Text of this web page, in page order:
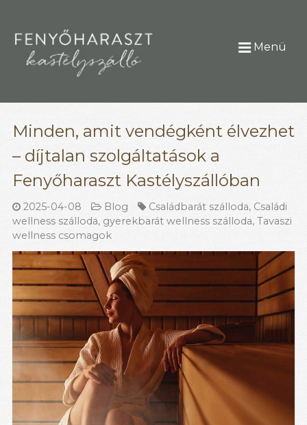
Menü
Minden, amit vendégként élvezhet
– díjtalan szolgáltatások a
Fenyőharaszt Kastélyszállóban
2025-04-08 Blog Családbarát szálloda, Családi
wellness szálloda, gyerekbarát wellness szálloda, Tavaszi
wellness csomagok